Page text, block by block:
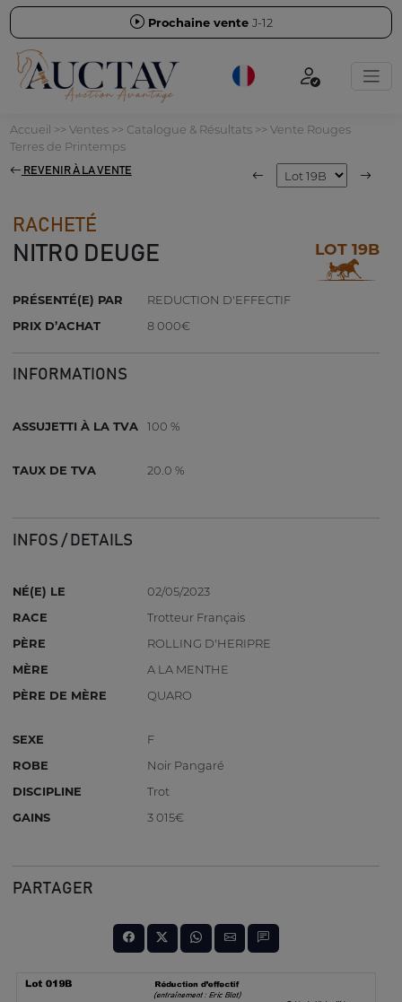
Prochaine vente J-12
Accueil >> Ventes>> Catalogue & Résultats>> Vente Rouges
Terres de Printemps
REVENIR À LA VENTE
RACHETÉ
NITRO DEUGE LOT 19B
PRÉSENTÉ(E) PAR
REDUCTION D'EFFECTIF
PRIX D’ACHAT
8 000€
INFORMATIONS
ASSUJETTI À LA TVA 100 %
TAUX DE TVA 20.0 %
INFOS / DETAILS
NÉ(E) LE
02/05/2023
RACE
Trotteur Français
PÈRE
ROLLING D'HERIPRE
MÈRE
A LA MENTHE
PÈRE DE MÈRE
QUARO
SEXE
F
ROBE
Noir Pangaré
DISCIPLINE
Trot
GAINS
3 015€
PARTAGER